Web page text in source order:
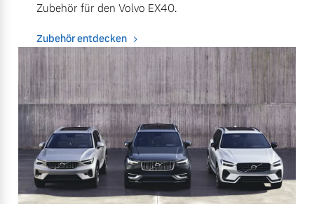
Zubehör für den Volvo EX40.
Zubehör entdecken